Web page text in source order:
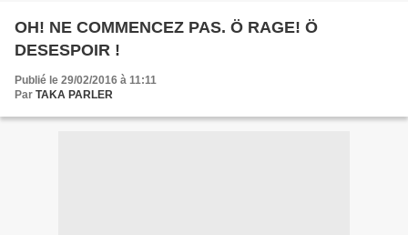
OH! NE COMMENCEZ PAS. Ö RAGE! Ö
DESESPOIR !
Publié le 29/02/2016 à 11:11
Par TAKA PARLER